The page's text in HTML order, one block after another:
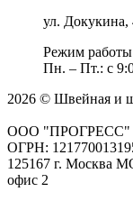
ул. Докукина,
Режим
Пн. – Пт.: с
2026 © Швейная и
ООО "ПРОГРЕСС"
ОГРН:
125167 г. Москва
офис 2